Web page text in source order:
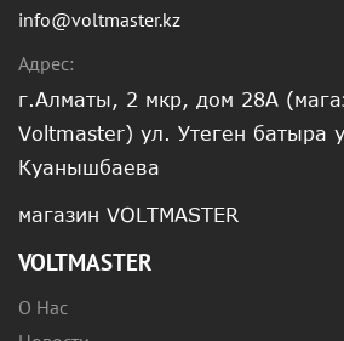
info@voltmaster.kz
Адрес:
г.Алматы, 2 мкр, дом 28А
Voltmaster) ул. Утеген батыра
Куанышбаева
магазин VOLTMASTER
VOLTMASTER
О Нас